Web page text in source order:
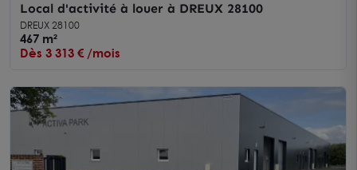
Local d'activité à louer à DREUX 28100
DREUX 28100
467 m²
Dès 3 313 € /mois